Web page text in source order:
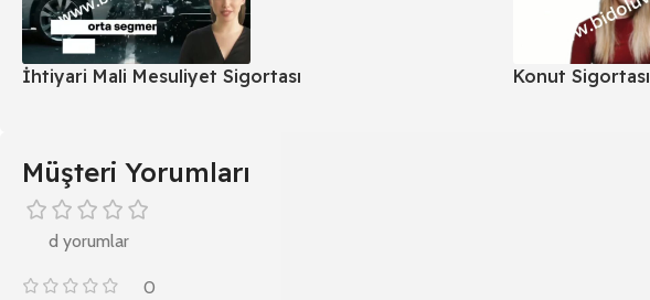
İhtiyari Mali Mesuliyet Sigortası Konut Sigortası
Müşteri Yorumları
d yorumlar
0